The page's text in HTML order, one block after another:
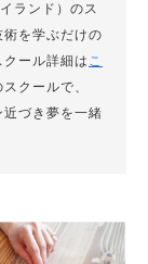
ランド）のス
術を学ぶだけの
ール詳細は こ
クールで、
近づき夢を一緒